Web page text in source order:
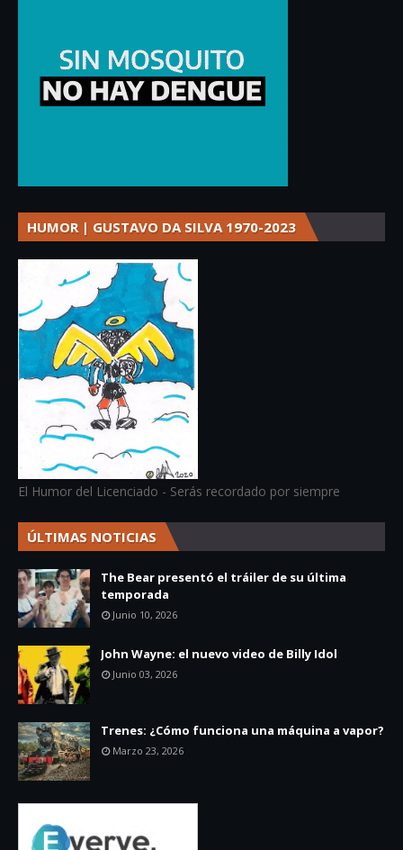
HUMOR | GUSTAVO DA SILVA 1970-2023
El Humor del Licenciado - Serás recordado por siempre
ÚLTIMAS NOTICIAS
The Bear presentó el tráiler de su última
temporada
Junio 10, 2026
John Wayne: el nuevo video de Billy Idol
Junio 03, 2026
Trenes: ¿Cómo funciona una máquina a vapor?
Marzo 23, 2026